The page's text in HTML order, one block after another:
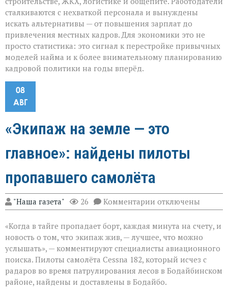
сталкиваются с нехваткой персонала и вынуждены
искать альтернативы — от повышения зарплат до
привлечения местных кадров. Для экономики это не
просто статистика: это сигнал к перестройке привычных
моделей найма и к более внимательному планированию
кадровой политики на годы вперёд.
08
АВГ
«Экипаж на земле — это
главное»: найдены пилоты
пропавшего самолёта
"Наша газета" 26 Комментарии к
записи
на
земле — это
главное»:
найдены
пилоты
пропавшего
самолёта
отключены
«Когда в тайге пропадает борт, каждая минута на счету, и
новость о том, что экипаж жив, — лучшее, что можно
услышать», — комментируют специалисты авиационного
поиска. Пилоты самолёта Cessna 182, который исчез с
радаров во время патрулирования лесов в Бодайбинском
районе, найдены и доставлены в Бодайбо.